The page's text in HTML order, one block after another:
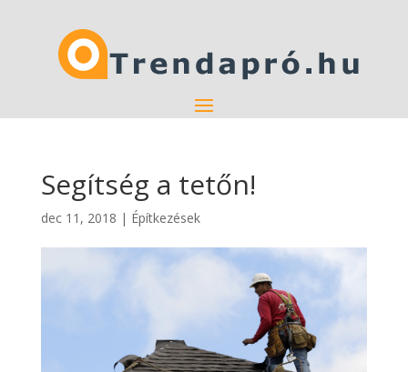
Segítség a tetőn!
dec 11, 2018 | Építkezések